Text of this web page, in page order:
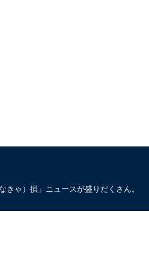
ゃ）損」ニュースが盛りだくさん。